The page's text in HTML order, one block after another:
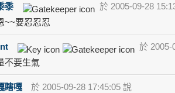
黍
於 2005-09-28
~~要忍忍忍
於 2005-
不要生氣
瞎嘎
於 2005-09-28 17:45:05 說